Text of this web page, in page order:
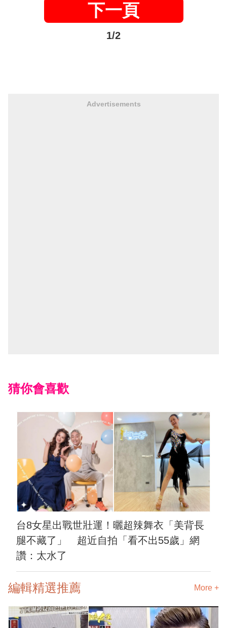
下一頁
1/2
Advertisements
猜你會喜歡
台8女星出戰世壯運！曬超辣舞衣「美背長
腿不藏了」 超近自拍「看不出55歲」網
讚：太水了
編輯精選推薦 More +